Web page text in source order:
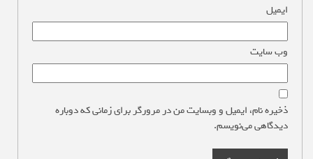
ایمیل
وب‌ سایت
ذخیره نام، ایمیل و وبسایت من در مرورگر برای زمانی که دوباره
دیدگاهی می‌نویسم.